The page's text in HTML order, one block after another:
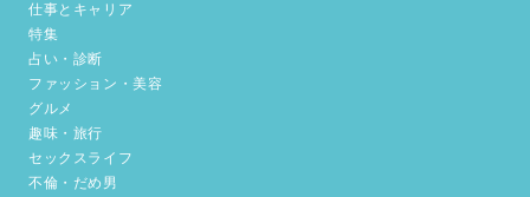
仕事とキャリア
特集
占い・診断
ファッション・美容
グルメ
趣味・旅行
セックスライフ
不倫・だめ男